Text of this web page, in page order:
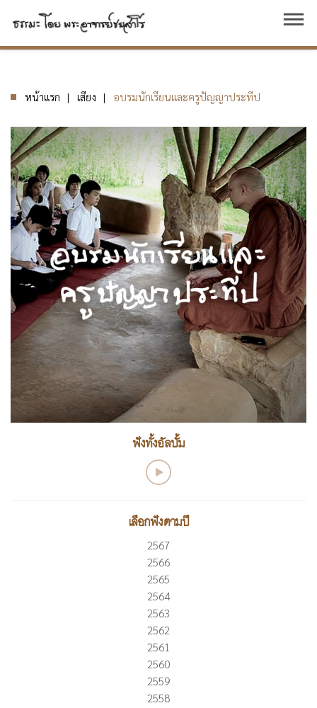
dehaze
หน้าแรก เสียง อบรมนักเรียนและครูปัญญาประทีป
ฟังทั้งอัลบั้ม
เลือกฟังตามปี
2567
2566
2565
2564
2563
2562
2561
2560
2559
2558